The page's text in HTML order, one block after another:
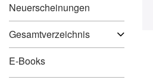
Neuerscheinungen
Gesamtverzeichnis
E-Books